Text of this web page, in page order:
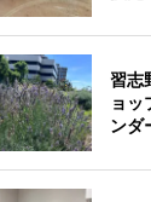
習志
ョ
ンダ